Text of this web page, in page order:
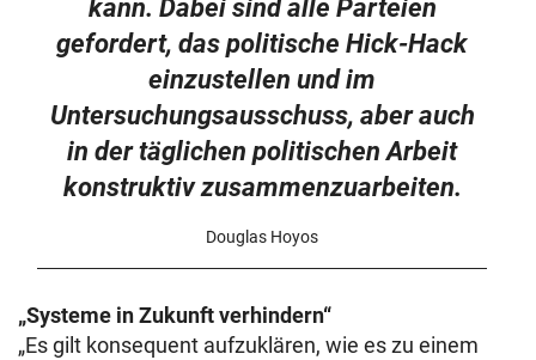
kann. Dabei sind alle Parteien
gefordert, das politische Hick-Hack
einzustellen und im
Untersuchungsausschuss, aber auch
in der täglichen politischen Arbeit
konstruktiv zusammenzuarbeiten.
Douglas Hoyos
„Systeme in Zukunft verhindern“
„Es gilt konsequent aufzuklären, wie es zu einem